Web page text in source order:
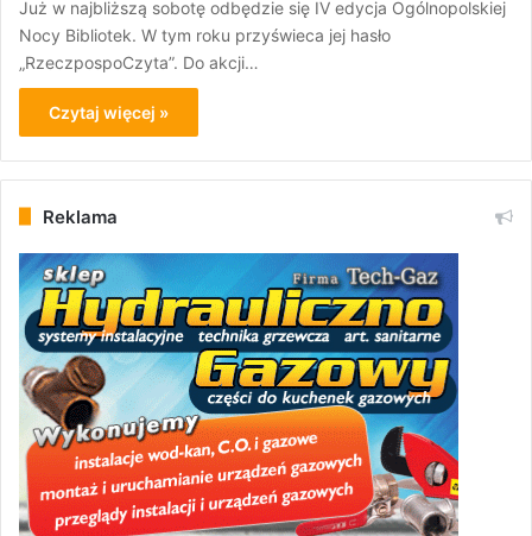
Już w najbliższą sobotę odbędzie się IV edycja Ogólnopolskiej
Nocy Bibliotek. W tym roku przyświeca jej hasło
„RzeczpospoCzyta”. Do akcji…
Czytaj więcej »
Reklama